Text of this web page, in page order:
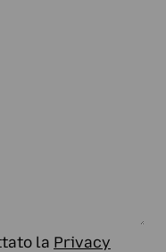
la Privacy